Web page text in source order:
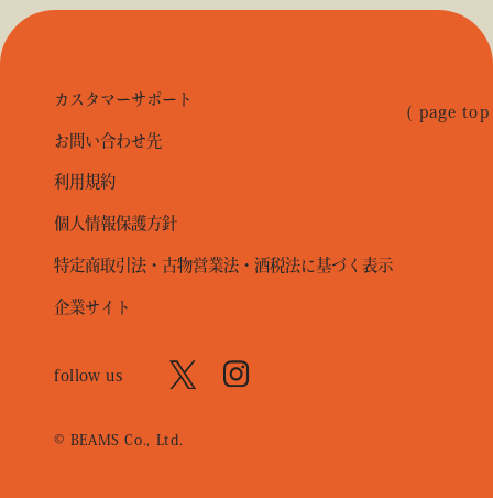
( page
カスタマーサポート
お問い合わせ先
利用規約
個人情報保護方針
特定商取引法・古物営業法・酒税法に基づく表示
企業サイト
follow us
© BEAMS Co., Ltd.